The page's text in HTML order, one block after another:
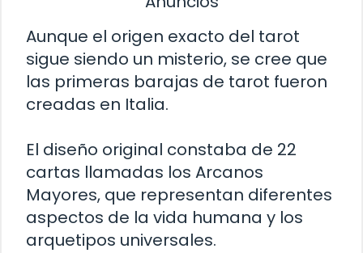
Aunque el origen exacto del tarot
sigue siendo un misterio, se cree que
las primeras barajas de tarot fueron
creadas en Italia.
El diseño original constaba de 22
cartas llamadas los Arcanos
Mayores, que representan diferentes
aspectos de la vida humana y los
arquetipos universales.